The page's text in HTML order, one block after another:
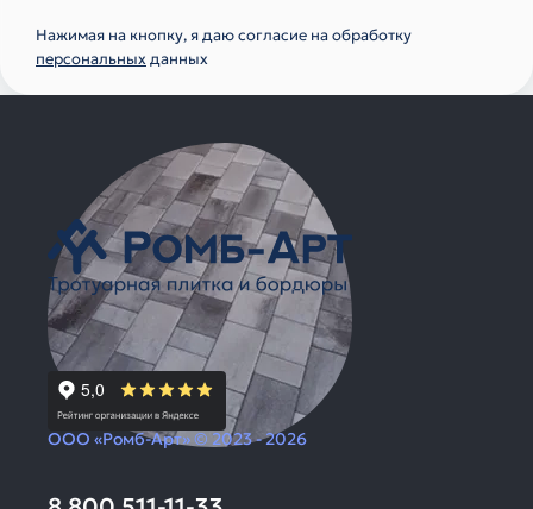
Нажимая на кнопку, я даю согласие на обработку
персональныхданных
ООО «Ромб-Арт» © 2023 - 2026